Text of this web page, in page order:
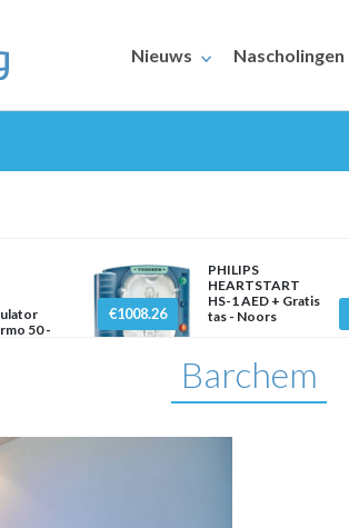
Nieuws Nascholingen
50 -
€1008.26
PHILIPS
HEARTSTART
HS-1 AED + Gratis
tas - Noors
Barchem